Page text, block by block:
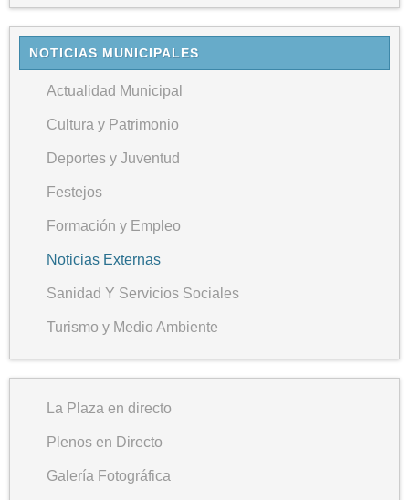
NOTICIAS MUNICIPALES
Actualidad Municipal
Cultura y Patrimonio
Deportes y Juventud
Festejos
Formación y Empleo
Noticias Externas
Sanidad Y Servicios Sociales
Turismo y Medio Ambiente
La Plaza en directo
Plenos en Directo
Galería Fotográfica